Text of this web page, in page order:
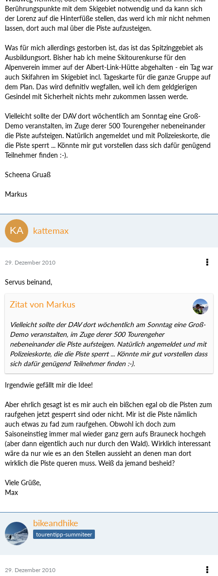
Berührungspunkte mit dem Skigebiet notwendig und da kann sich
der Lorenz auf die Hinterfüße stellen, das werd ich mir nicht nehmen
lassen, dort auch mal über die Piste aufzusteigen.
Was für mich allerdings gestorben ist, das ist das Spitzinggebiet als
Ausbildungsort. Bisher hab ich meine Skitourenkurse für den
Alpenverein immer auf der Albert-Link-Hütte abgehalten - ein Tag war
auch Skifahren im Skigebiet incl. Tageskarte für die ganze Gruppe auf
dem Plan. Das wird definitiv wegfallen, weil ich dem geldgierigen
Gesindel mit Sicherheit nichts mehr zukommen lassen werde.
Vielleicht sollte der DAV dort wöchentlich am Sonntag eine Groß-
Demo veranstalten, im Zuge derer 500 Tourengeher nebeneinander
die Piste aufsteigen. Natürlich angemeldet und mit Polizeieskorte, die
die Piste sperrt ... Könnte mir gut vorstellen dass sich dafür genügend
Teilnehmer finden :-).
Scheena Gruaß
Markus
kattemax
29. Dezember 2010
Servus beinand,
Zitat von Markus
Vielleicht sollte der DAV dort wöchentlich am Sonntag eine Groß-
Demo veranstalten, im Zuge derer 500 Tourengeher
nebeneinander die Piste aufsteigen. Natürlich angemeldet und mit
Polizeieskorte, die die Piste sperrt ... Könnte mir gut vorstellen dass
sich dafür genügend Teilnehmer finden :-).
Irgendwie gefällt mir die Idee!
Aber ehrlich gesagt ist es mir auch ein bißchen egal ob die Pisten zum
raufgehen jetzt gesperrt sind oder nicht. Mir ist die Piste nämlich
auch etwas zu fad zum raufgehen. Obwohl ich doch zum
Saisoneinstieg immer mal wieder ganz gern aufs Brauneck hochgeh
(aber dann eigentlich auch nur durch den Wald). Wirklich interessant
wäre da nur wie es an den Stellen aussieht an denen man dort
wirklich die Piste queren muss. Weiß da jemand besheid?
Viele Grüße,
Max
bikeandhike
tourentipp-summiteer
29. Dezember 2010